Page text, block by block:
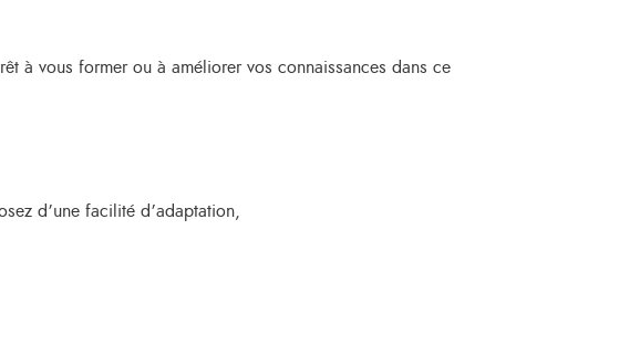
à vous former ou à améliorer vos connaissances dans ce
d’une facilité d’adaptation,